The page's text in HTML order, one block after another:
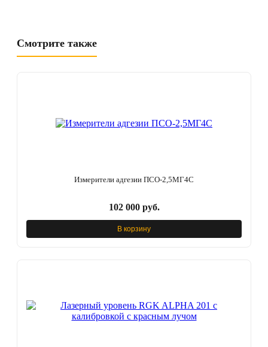
Смотрите также
Измерители адгезии ПСО-2,5МГ4С
102 000 руб.
В корзину